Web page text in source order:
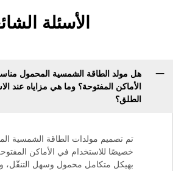
الأسئلة
هل مولد الطاقة الشمسية المحمول
الأماكن المفتوحة؟ وما هي مزاياه عند
الطلق؟
تم تصميم مولدات الطاقة الشمسية
خصيصًا للاستخدام في الأماكن
بهيكل متكامل محمول وسهل التنقّل،